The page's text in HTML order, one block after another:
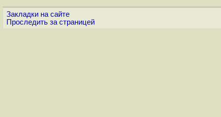
Закладки на сайте
Проследить за страницей